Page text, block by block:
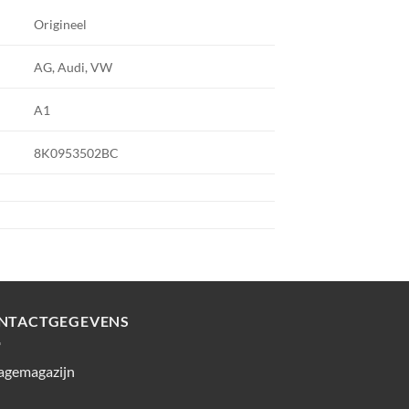
Origineel
AG, Audi, VW
A1
8K0953502BC